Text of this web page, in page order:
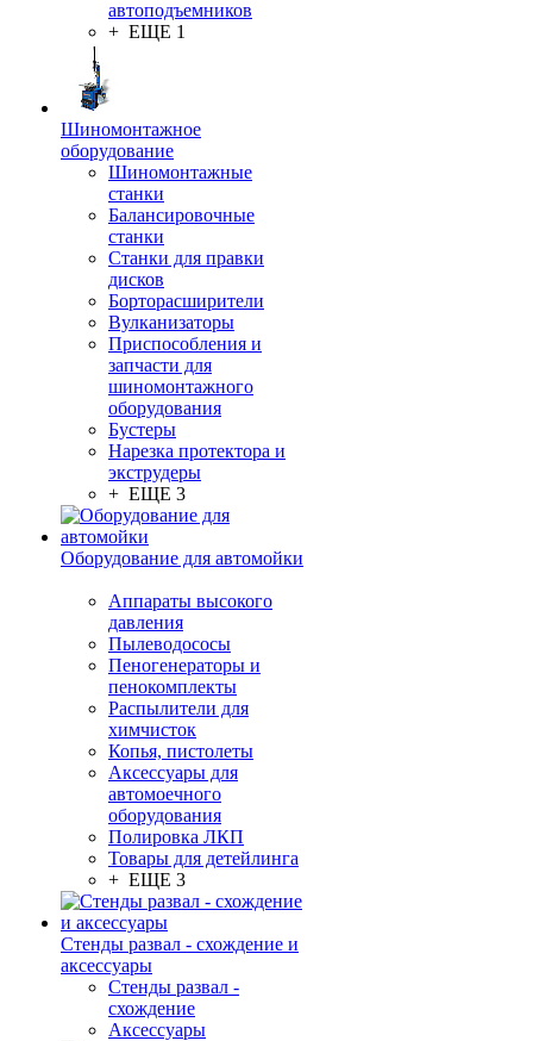
автоподъемников
+ ЕЩЕ 1
Шиномонтажное
оборудование
Шиномонтажные
станки
Балансировочные
станки
Станки для правки
дисков
Борторасширители
Вулканизаторы
Приспособления и
запчасти для
шиномонтажного
оборудования
Бустеры
Нарезка протектора и
экструдеры
+ ЕЩЕ 3
Оборудование для автомойки
Аппараты высокого
давления
Пылеводососы
Пеногенераторы и
пенокомплекты
Распылители для
химчисток
Копья, пистолеты
Аксессуары для
автомоечного
оборудования
Полировка ЛКП
Товары для детейлинга
+ ЕЩЕ 3
Стенды развал - схождение и
аксессуары
Стенды развал -
схождение
Аксессуары